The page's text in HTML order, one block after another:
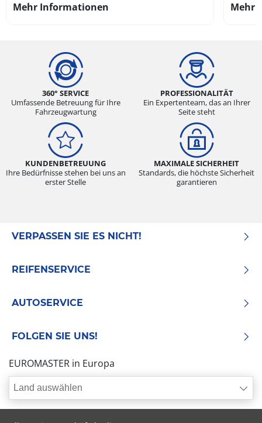
Mehr Informationen Mehr
360° SERVICE
Umfassende Betreuung für Ihre
Fahrzeugwartung
PROFESSIONALITÄT
Ein Expertenteam, das an Ihrer
Seite steht
KUNDENBETREUUNG
Ihre Bedürfnisse stehen bei uns an
erster Stelle
MAXIMALE SICHERHEIT
Standards, die höchste Sicherheit
garantieren
VERPASSEN SIE ES NICHT!
REIFENSERVICE
AUTOSERVICE
FOLGEN SIE UNS!
EUROMASTER in Europa
Land auswählen